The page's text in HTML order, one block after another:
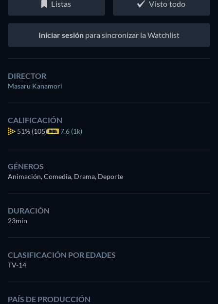
Listas Visto todo
Iniciar sesión para sincronizar la Watchlist
DIRECTOR
Masaru Kanamori
CALIFICACIÓN
51% (105) 7.6 (1k)
GÉNEROS
Animación, Comedia, Drama, Deporte
DURACIÓN
23min
CLASIFICACIÓN POR EDADES
TV-14
PAÍS DE PRODUCCIÓN